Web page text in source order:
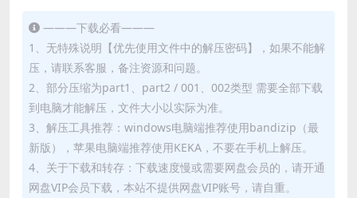
———下载必看———
1、无特殊说明【优先使用文件中的解压密码】，如果不能解
压，请联系客服，备注资源和问题。
2、部分压缩为part1、part2 / 001、002类型 需要全部下载
到电脑才能解压，文件大小以实际为准。
3、解压工具推荐：windows电脑端推荐使用bandizip（最
新版），苹果电脑端推荐使用KEKA，不要在手机上解压。
4、关于下载和转存：下载速度慢或需要网盘会员的，请开通
网盘VIP会员下载，本站不提供网盘VIP账号，请自重。